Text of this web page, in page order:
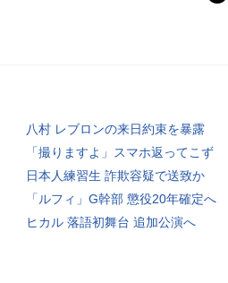
八村 レブロンの来日約束を暴露
「撮りますよ」スマホ返ってこず
日本人練習生 詐欺容疑で送致か
「ルフィ」G幹部 懲役20年確定へ
ヒカル 落語初舞台 追加公演へ